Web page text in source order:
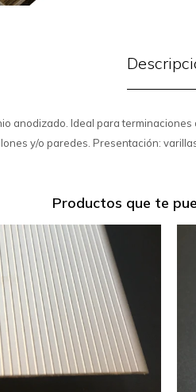
anodizado. Ideal para
y/o paredes. Presentación:
Productos que te